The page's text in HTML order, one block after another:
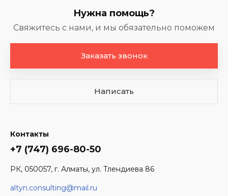
Нужна помощь?
Свяжитесь с нами, и мы обязательно поможем
Заказать звонок
Написать
Контакты
+7 (747) 696-80-50
РК, 050057, г. Алматы, ул. Тлендиева 86
altyn.consulting@mail.ru